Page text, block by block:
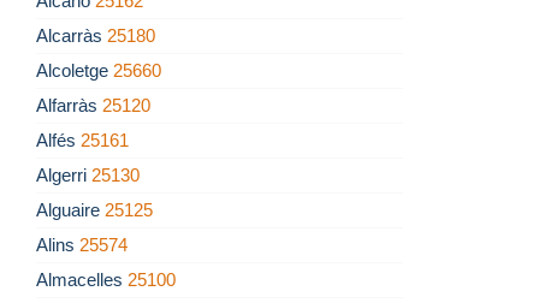
Alcarràs 25180
Alcoletge 25660
Alfarràs 25120
Alfés 25161
Algerri 25130
Alguaire 25125
Alins 25574
Almacelles 25100